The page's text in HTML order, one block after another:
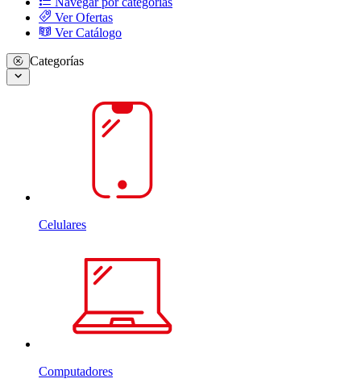
Ver Ofertas
Ver Catálogo
Categorías
Celulares
Computadores